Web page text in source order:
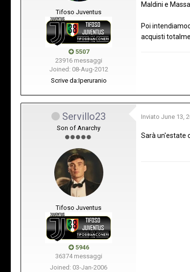
Tifoso Juventus
5507
23916 messaggi
Joined: 08-Aug-2012
Scrive da:Iperuranio
Maldini e
Poi
acquisti
Servillo23
Son of Anarchy
Tifoso Juventus
5946
36374 messaggi
Joined: 03-Jan-2006
Inviato June 13,
Sarà un'estate